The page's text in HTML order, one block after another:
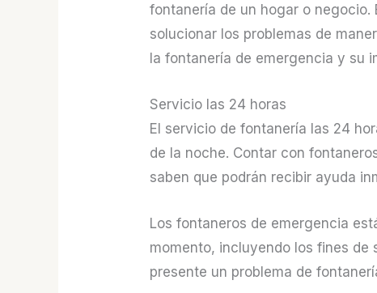
fontanería de un hogar o
solucionar los problemas de
la fontanería de emergencia y su
Servicio las 24 horas
El servicio de fontanería las 24
de la noche. Contar con
saben que podrán recibir ayuda
Los fontaneros de emergencia
momento, incluyendo los fines de
presente un problema de